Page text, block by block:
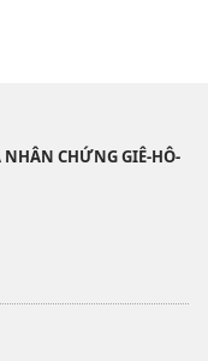
CHỨNG GIÊ-HÔ-